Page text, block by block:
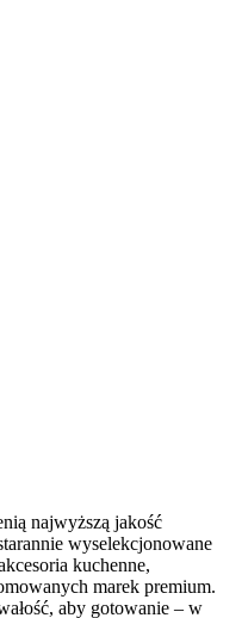
najwyższą jakość
wyselekcjonowane
kuchenne,
marek premium.
aby gotowanie – w